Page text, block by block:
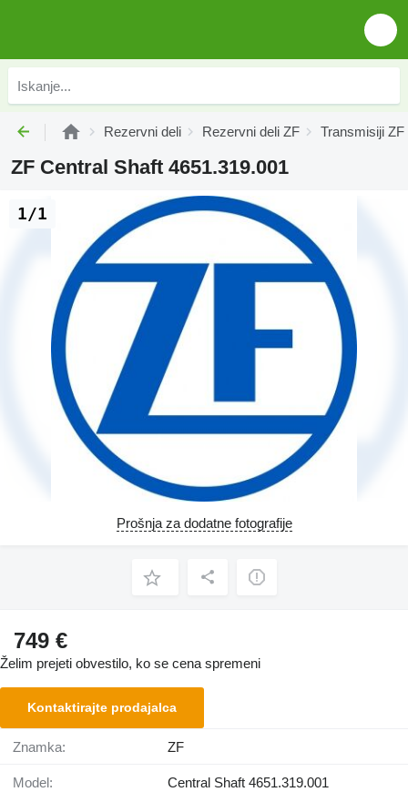
Rezervni deli Rezervni deli ZF Transmisiji ZF
ZF Central Shaft 4651.319.001
1/1
Prošnja za dodatne fotografije
749 €
Želim prejeti obvestilo, ko se cena spremeni
Kontaktirajte prodajalca
Znamka: ZF
Model: Central Shaft 4651.319.001